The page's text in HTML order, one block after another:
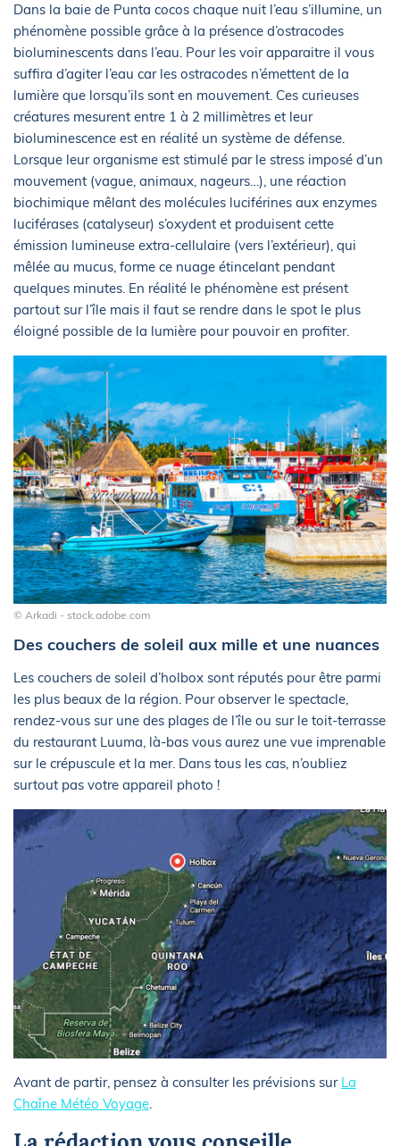
Dans la baie de Punta cocos chaque nuit l’eau s’illumine, un
phénomène possible grâce à la présence d’ostracodes
bioluminescents dans l’eau. Pour les voir apparaitre il vous
suffira d’agiter l’eau car les ostracodes n’émettent de la
lumière que lorsqu’ils sont en mouvement. Ces curieuses
créatures mesurent entre 1 à 2 millimètres et leur
bioluminescence est en réalité un système de défense.
Lorsque leur organisme est stimulé par le stress imposé d’un
mouvement (vague, animaux, nageurs…), une réaction
biochimique mêlant des molécules luciférines aux enzymes
luciférases (catalyseur) s’oxydent et produisent cette
émission lumineuse extra-cellulaire (vers l’extérieur), qui
mêlée au mucus, forme ce nuage étincelant pendant
quelques minutes. En réalité le phénomène est présent
partout sur l’île mais il faut se rendre dans le spot le plus
éloigné possible de la lumière pour pouvoir en profiter.
© Arkadi - stock.adobe.com
Des couchers de soleil aux mille et une nuances
Les couchers de soleil d’holbox sont réputés pour être parmi
les plus beaux de la région. Pour observer le spectacle,
rendez-vous sur une des plages de l’île ou sur le toit-terrasse
du restaurant Luuma, là-bas vous aurez une vue imprenable
sur le crépuscule et la mer. Dans tous les cas, n’oubliez
surtout pas votre appareil photo !
Avant de partir, pensez à consulter les prévisions sur La
Chaîne Météo Voyage